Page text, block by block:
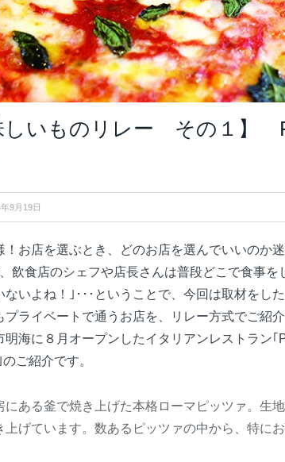
しいものリレー その１】
9月19日
お店を選ぶとき、どのお店を選んでいいのか
飲食店のシェフや店長さんは普段どこで食事を
ないよね！｣･･･ということで、今回は取材をし
ライベートで通うお店を、リレー方式でご紹
明海に８月オープンしたイタリアンレストラン
ご紹介です。
にある釜で焼き上げた本格ローマピッツァ。生
げています。数あるピッツァの中から、特に